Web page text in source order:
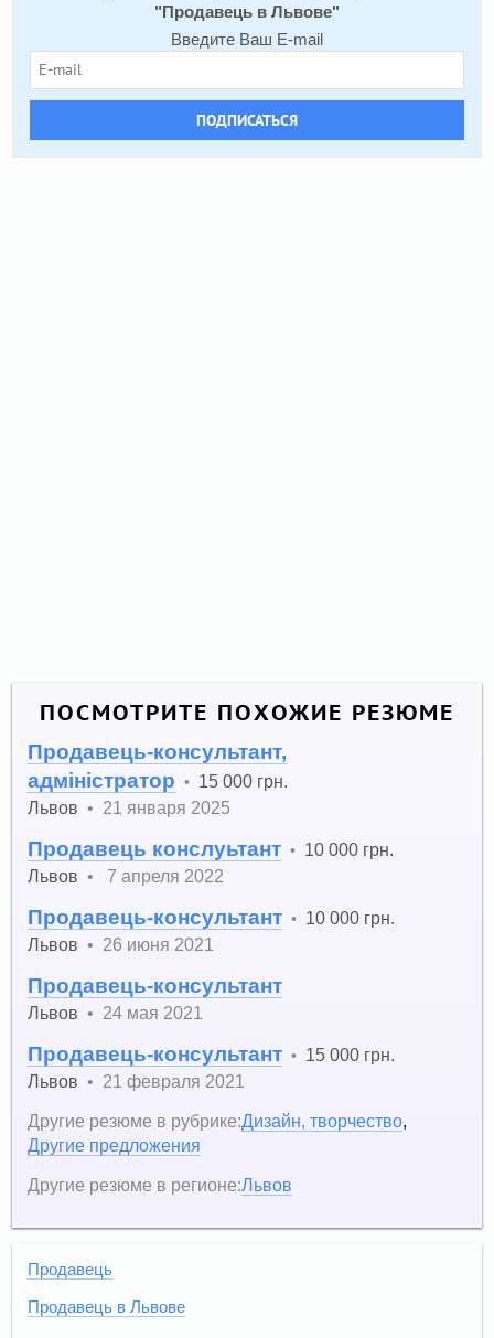
"Продавець в Львове"
Введите Ваш E-mail
ПОДПИСАТЬСЯ
ПОСМОТРИТЕ ПОХОЖИЕ РЕЗЮМЕ
Продавець-консультант,
адміністратор • 15 000 грн.
Львов • 21 января 2025
Продавець конслуьтант • 10 000 грн.
Львов • 7 апреля 2022
Продавець-консультант • 10 000 грн.
Львов • 26 июня 2021
Продавець-консультант
Львов • 24 мая 2021
Продавець-консультант • 15 000 грн.
Львов • 21 февраля 2021
Другие резюме в рубрике:Дизайн, творчество
Другие предложения
Другие резюме в регионе:Львов
Продавець
Продавець в Львове